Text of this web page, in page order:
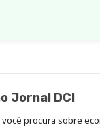
Jornal DCI
procura sobre